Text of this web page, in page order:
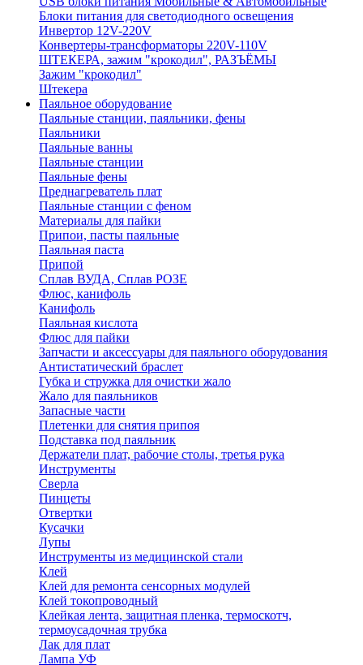
Блоки питания для светодиодного освещения
Инвертор 12V-220V
Конвертеры-трансформаторы 220V-110V
ШТЕКЕРА, зажим "крокодил", РАЗЪЁМЫ
Зажим "крокодил"
Штекера
Паяльное оборудование
Паяльные станции, паяльники, фены
Паяльники
Паяльные ванны
Паяльные станции
Паяльные фены
Преднагреватель плат
Паяльные станции с феном
Материалы для пайки
Припои, пасты паяльные
Паяльная паста
Припой
Сплав ВУДА, Сплав РОЗЕ
Флюс, канифоль
Канифоль
Паяльная кислота
Флюс для пайки
Запчасти и аксессуары для паяльного оборудования
Антистатический браслет
Губка и стружка для очистки жало
Жало для паяльников
Запасные части
Плетенки для снятия припоя
Подставка под паяльник
Держатели плат, рабочие столы, третья рука
Инструменты
Сверла
Пинцеты
Отвертки
Кусачки
Лупы
Инструменты из медицинской стали
Клей
Клей для ремонта сенсорных модулей
Клей токопроводный
Клейкая лента, защитная пленка, термоскотч,
термоусадочная трубка
Лак для плат
Лампа УФ